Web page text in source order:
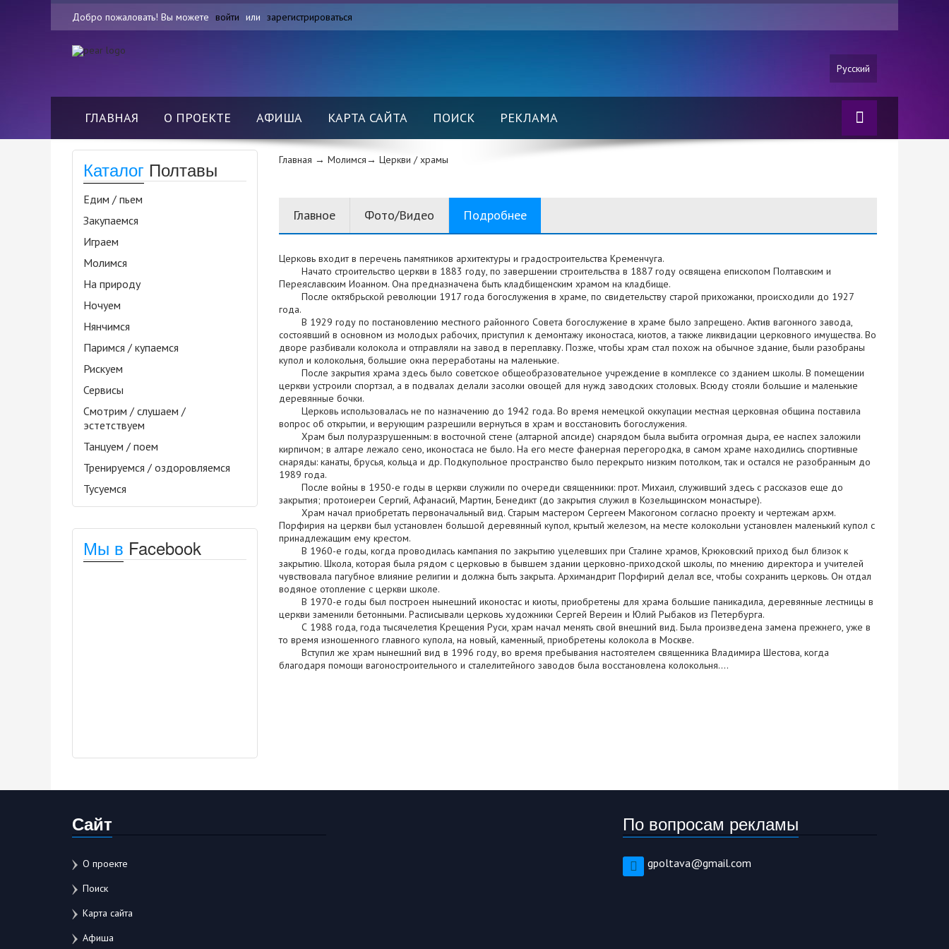
Добро пожаловать! Вы можете войти или зарегистрироваться
Русский
ГЛАВНАЯ О ПРОЕКТЕ АФИША КАРТА САЙТА ПОИСК РЕКЛАМА
Каталог Полтавы
Едим / пьем
Закупаемся
Играем
Молимся
На природу
Ночуем
Нянчимся
Паримся / купаемся
Рискуем
Сервисы
Смотрим / слушаем /
эстетствуем
Танцуем / поем
Тренируемся / оздоровляемся
Тусуемся
Мы в Facebook
Главная → Молимся→ Церкви / храмы
Главное Фото/Видео Подробнее
Церковь входит в перечень памятников архитектуры и градостроительства Кременчуга.
Начато строительство церкви в 1883 году, по завершении строительства в 1887 году освящена епископом Полтавским и
Переяславским Иоанном. Она предназначена быть кладбищенским храмом на кладбище.
После октябрьской революции 1917 года богослужения в храме, по свидетельству старой прихожанки, происходили до 1927
года.
В 1929 году по постановлению местного районного Совета богослужение в храме было запрещено. Актив вагонного завода,
состоявший в основном из молодых рабочих, приступил к демонтажу иконостаса, киотов, а также ликвидации церковного имущества. Во
дворе разбивали колокола и отправляли на завод в переплавку. Позже, чтобы храм стал похож на обычное здание, были разобраны
купол и колокольня, большие окна переработаны на маленькие.
После закрытия храма здесь было советское общеобразовательное учреждение в комплексе со зданием школы. В помещении
церкви устроили спортзал, а в подвалах делали засолки овощей для нужд заводских столовых. Всюду стояли большие и маленькие
деревянные бочки.
Церковь использовалась не по назначению до 1942 года. Во время немецкой оккупации местная церковная община поставила
вопрос об открытии, и верующим разрешили вернуться в храм и восстановить богослужения.
Храм был полуразрушенным: в восточной стене (алтарной апсиде) снарядом была выбита огромная дыра, ее наспех заложили
кирпичом; в алтаре лежало сено, иконостаса не было. На его месте фанерная перегородка, в самом храме находились спортивные
снаряды: канаты, брусья, кольца и др. Подкупольное пространство было перекрыто низким потолком, так и остался не разобранным до
1989 года.
После войны в 1950-е годы в церкви служили по очереди священники: прот. Михаил, служивший здесь с рассказов еще до
закрытия; протоиереи Сергий, Афанасий, Мартин, Бенедикт (до закрытия служил в Козельщинском монастыре).
Храм начал приобретать первоначальный вид. Старым мастером Сергеем Макогоном согласно проекту и чертежам архм.
Порфирия на церкви был установлен большой деревянный купол, крытый железом, на месте колокольни установлен маленький купол с
принадлежащим ему крестом.
В 1960-е годы, когда проводилась кампания по закрытию уцелевших при Сталине храмов, Крюковский приход был близок к
закрытию. Школа, которая была рядом с церковью в бывшем здании церковно-приходской школы, по мнению директора и учителей
чувствовала пагубное влияние религии и должна быть закрыта. Архимандрит Порфирий делал все, чтобы сохранить церковь. Он отдал
водяное отопление с церкви школе.
В 1970-е годы был построен нынешний иконостас и киоты, приобретены для храма большие паникадила, деревянные лестницы в
церкви заменили бетонными. Расписывали церковь художники Сергей Вереин и Юлий Рыбаков из Петербурга.
С 1988 года, года тысячелетия Крещения Руси, храм начал менять свой внешний вид. Была произведена замена прежнего, уже в
то время изношенного главного купола, на новый, каменный, приобретены колокола в Москве.
Вступил же храм нынешний вид в 1996 году, во время пребывания настоятелем священника Владимира Шестова, когда
благодаря помощи вагоностроительного и сталелитейного заводов была восстановлена колокольня....
Сайт
О проекте
Поиск
Карта сайта
Афиша
По вопросам рекламы
gpoltava@gmail.com